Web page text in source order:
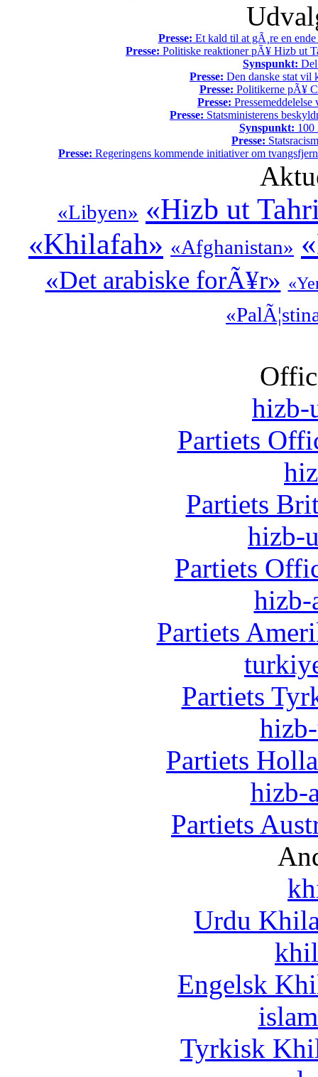
Presse: Et kald til at gÃ¸re en
Presse: Politiske reaktioner pÃ¥ Hizb ut
Synspunkt:
Presse: Den danske stat vil
Presse: Politikerne pÃ¥
Presse:
Presse: Statsministerens
Synspunkt: 100
Presse:
Presse: Regeringens kommende initiativer om
«Libyen» «Hizb ut
«Khilafah» «Afghanistan»
«Det arabiske forÃ¥r»
hizb-
Partiets
Partiets
hizb-
Partiets
hizb-
Partiets
Partiets
Partiets
hizb-
Partiets
Urdu
Engelsk
Tyrkisk